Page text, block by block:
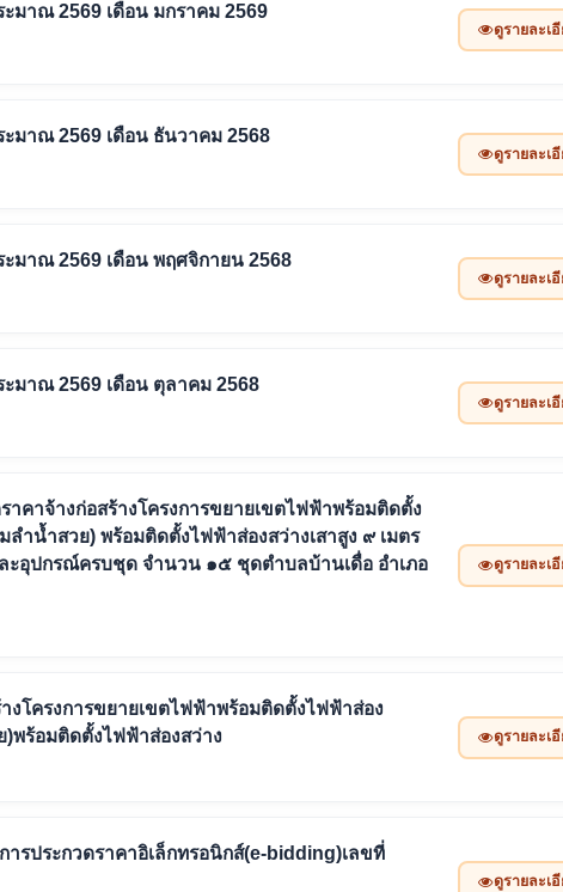
มาณ 2569 เดือน มกราคม 2569
ดูรายละเ
มาณ 2569 เดือน ธันวาคม 2568
ดูรายละเ
มาณ 2569 เดือน พฤศจิกายน 2568
ดูรายละเ
มาณ 2569 เดือน ตุลาคม 2568
ดูรายละเ
าคาจ้างก่อสร้างโครงการขยายเขตไฟฟ้าพร้อมติดตั้ง
ำน้ำสวย) พร้อมติดตั้งไฟฟ้าส่องสว่างเสาสูง ๙ เมตร
อุปกรณ์ครบชุด จำนวน ๑๕ ชุดตำบลบ้านเดื่อ อำเภอ
ดูรายละเ
งโครงการขยายเขตไฟฟ้าพร้อมติดตั้งไฟฟ้าส่อง
พร้อมติดตั้งไฟฟ้าส่องสว่าง
ดูรายละเ
ารประกวดราคาอิเล็กทรอนิกส์(e-bidding)เลขที่
ดูรายละเ